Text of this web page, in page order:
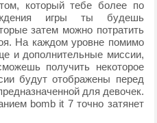
который тебе более по
игры ты будешь
затем можно потратить
На каждом уровне помимо
и дополнительные миссии,
получить некоторое
будут отображены перед
для девочек.
bomb it 7 точно затянет